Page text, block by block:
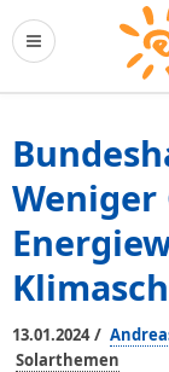
Weniger
13.01.2024/
Solarthemen